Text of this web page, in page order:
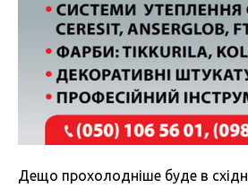
Дещо прохолодніше буде в